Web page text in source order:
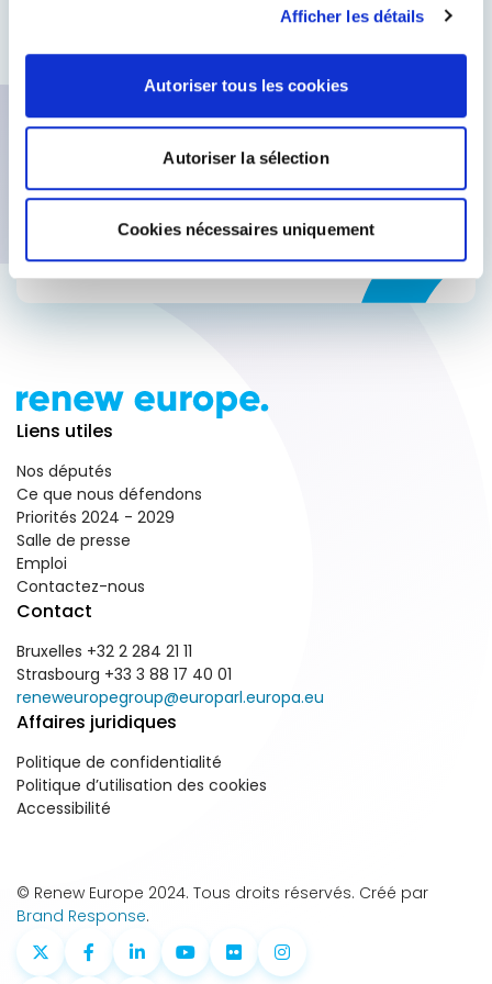
Afficher les détails
Autoriser tous les cookies
Autoriser la sélection
Cookies nécessaires uniquement
Comprendre comment les actions
internationales produisent des résultats
globaux
Participer à des sondages pour faire
entendre votre voix
Accéder à des informations privilégiées
Subscribe for updates
Liens utiles
Nos députés
Ce que nous défendons
Priorités 2024 - 2029
Salle de presse
Emploi
Contactez-nous
Contact
Bruxelles +32 2 284 21 11
Strasbourg +33 3 88 17 40 01
reneweuropegroup@europarl.europa.eu
Affaires juridiques
Politique de confidentialité
Politique d’utilisation des cookies
Accessibilité
© Renew Europe 2024. Tous droits réservés. Créé par
Brand Response.